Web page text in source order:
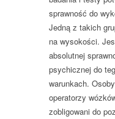
sprawność do
Jedną z takich
na wysokości.
absolutnej
psychicznej do
warunkach.
operatorzy
zobligowani do